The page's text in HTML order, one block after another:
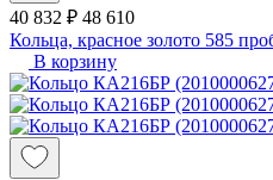
40 832 ₽ 48 610
Кольца, красное золото 585
В корзину